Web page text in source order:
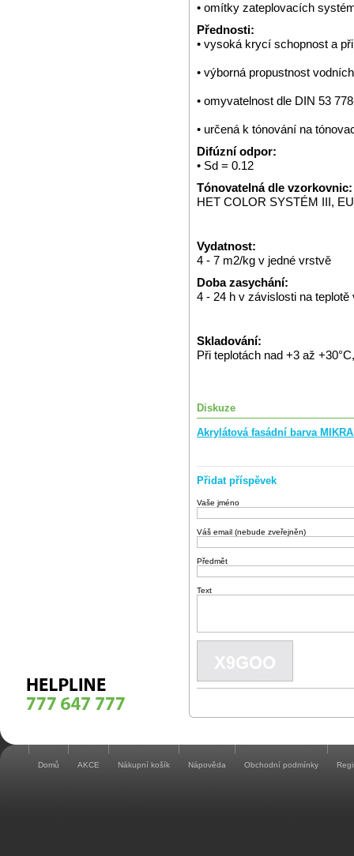
• omítky zateplovacích
Přednosti:
• vysoká krycí schopnost a
• výborná propustnost
• omyvatelnost dle DIN 53
• určená k tónování na
Difúzní odpor:
• Sd = 0.12
Tónovatelná dle vzorkovnic:
HET COLOR SYSTÉM III,
Vydatnost:
4 - 7 m2/kg v jedné vrstvě
Doba zasychání:
4 - 24 h v závislosti na
Skladování:
Při teplotách nad +3 až
Diskuze
Akrylátová fasádní barva
Přidat příspěvek
Vaše jméno
Váš email (nebude zveřejněn)
Předmět
Text
Domů AKCE Nákupní košík Nápověda Obchodní podmínky